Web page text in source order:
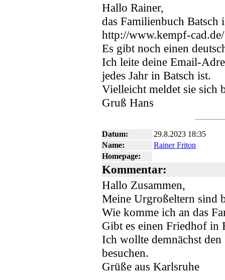
Hallo Rainer,
das Familienbuch Batsch
http://www.kempf-cad.de/
Es gibt noch einen
Ich leite deine Email-
jedes Jahr in Batsch ist.
Vielleicht meldet sie sich
Gruß Hans
Datum:
29.8.2023 18:35
Name:
Rainer Friton
Homepage:
Kommentar:
Hallo Zusammen,
Meine Urgroßeltern sind
Wie komme ich an das
Gibt es einen Friedhof in
Ich wollte demnächst
besuchen.
Grüße aus Karlsruhe